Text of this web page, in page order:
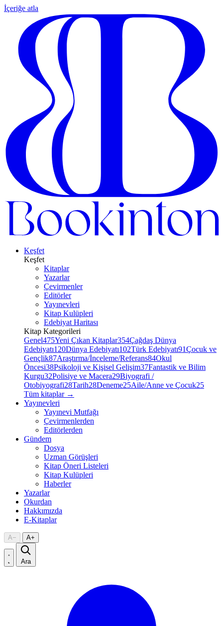
İçeriğe atla
Keşfet
Keşfet
Kitaplar
Yazarlar
Çevirmenler
Editörler
Yayınevleri
Kitap Kulüpleri
Edebiyat Haritası
Kitap Kategorileri
Genel475Yeni Çıkan Kitaplar354Çağdaş Dünya
Edebiyatı120Dünya Edebiyatı102Türk Edebiyatı91Çocuk ve
Gençlik87Araştırma/İnceleme/Referans84Okul
Öncesi38Psikoloji ve Kişisel Gelişim37Fantastik ve Bilim
Kurgu32Polisiye ve Macera29Biyografi /
Otobiyografi28Tarih28Deneme25Aile/Anne ve Çocuk25
Tüm kitaplar →
Yayınevleri
Yayınevi Mutfağı
Çevirmenlerden
Editörlerden
Gündem
Dosya
Uzman Görüşleri
Kitap Öneri Listeleri
Kitap Kulüpleri
Haberler
Yazarlar
Okurdan
Hakkımızda
E-Kitaplar
A− A+
Ara